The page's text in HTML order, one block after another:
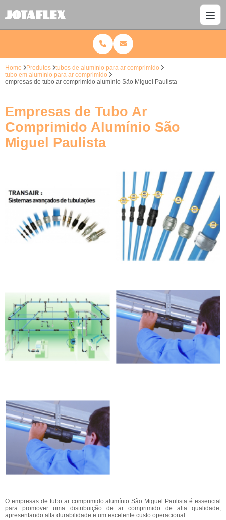
Home Produtos
tubos de alumínio para ar comprimido
tubo em alumínio para ar comprimido
empresas de tubo ar comprimido alumínio São Miguel Paulista
Empresas de Tubo Ar
Comprimido Alumínio São
Miguel Paulista
O empresas de tubo ar comprimido alumínio São Miguel Paulista é essencial
para promover uma distribuição de ar comprimido de alta qualidade,
apresentando alta durabilidade e um excelente custo operacional.